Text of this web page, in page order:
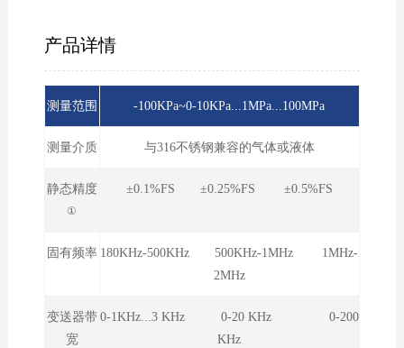
产品详情
测量范围 -100KPa~0-10KPa...1MPa...100MPa
测量介质 与316不锈钢兼容的气体或液体
静态精度
①
±0.1%FS ±0.25%FS ±0.5%FS
固有频率 180KHz-500KHz 500KHz-1MHz 1MHz-
2MHz
变送器带
宽
0-1KHz...3 KHz 0-20 KHz 0-200
KHz